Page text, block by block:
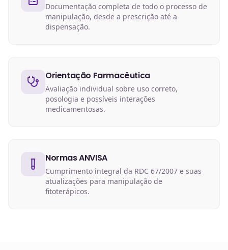
Documentação completa de todo o processo de
manipulação, desde a prescrição até a
dispensação.
Orientação Farmacêutica
Avaliação individual sobre uso correto,
posologia e possíveis interações
medicamentosas.
Normas ANVISA
Cumprimento integral da RDC 67/2007 e suas
atualizações para manipulação de
fitoterápicos.